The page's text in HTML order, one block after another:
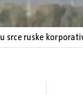
srce ruske